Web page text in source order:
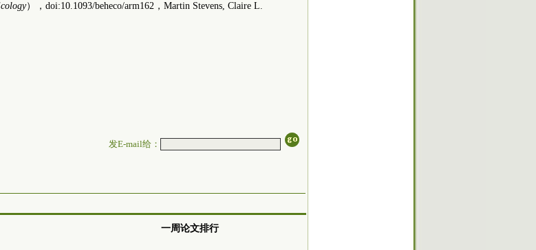
），doi:10.1093/beheco/arm162，Martin Stevens, Claire L.
发E-mail给：
一周论文排行